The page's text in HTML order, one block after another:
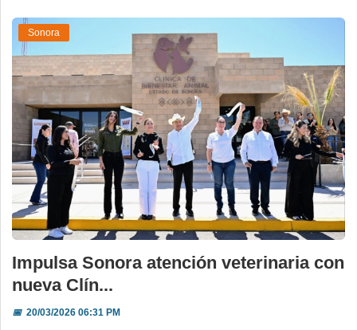
Sonora
Impulsa Sonora atención veterinaria con
nueva Clín...
📅20/03/2026 06:31 PM